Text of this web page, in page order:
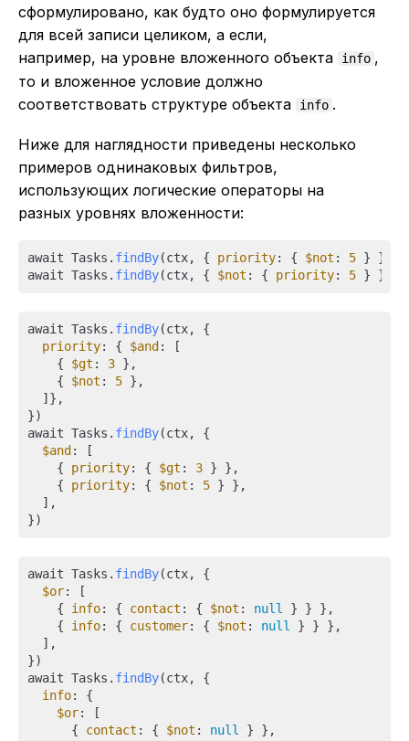
сформулировано, как будто оно формулируется
для всей записи целиком, а если,
например, на уровне вложенного объекта
info ,
то и вложенное условие должно
соответствовать структуре объекта
info .
Ниже для наглядности приведены несколько
примеров однинаковых фильтров,
использующих логические операторы на
разных уровнях вложенности:
await Tasks. findBy(ctx, { priority: { $not : 5 } })
await Tasks. findBy(ctx, { $not : { priority: 5
await Tasks. findBy(ctx, {
priority: { $and : [
    {
$gt : 3 },
    {
$not : 5 },
  ]},
})
await Tasks. findBy(ctx, {
$and : [
    {
priority: { $gt : 3 } },
    {
priority: { $not : 5 } },
  ],
await Tasks. findBy(ctx, {
$or: [
    {
info: { contact : { $not : null } } },
    {
info: { customer: { $not : null } } },
  ],
})
await Tasks. findBy(ctx, {
info: {
$or: [
      {
contact : { $not : null } },